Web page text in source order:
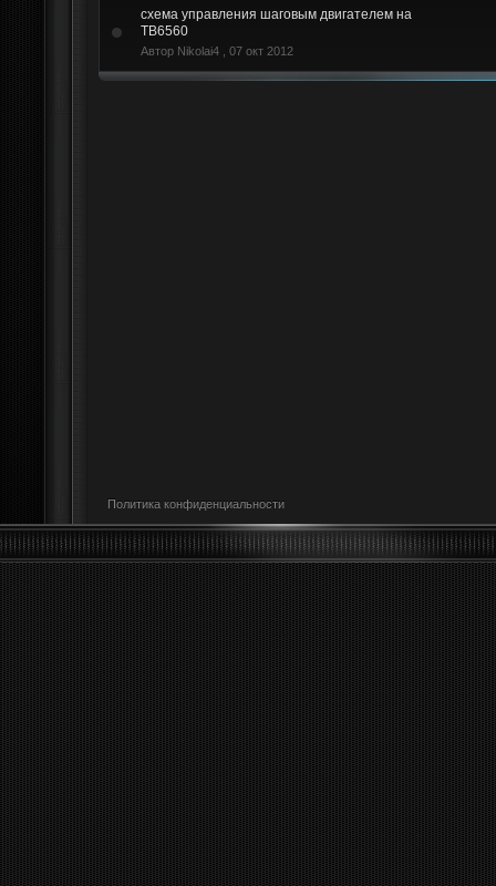
схема управления шаговым двигателем на
TB6560
Автор Nikolai4 , 07 окт 2012
Политика конфиденциальности